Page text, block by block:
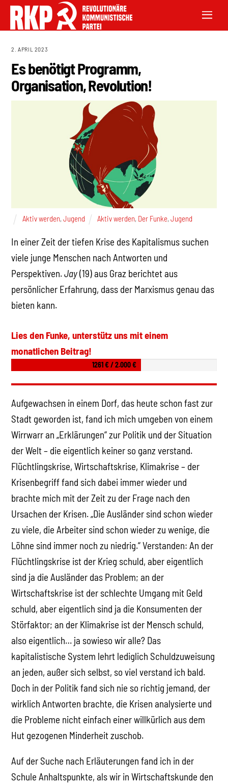
2. APRIL 2023
Es benötigt Programm,
Organisation, Revolution!
Aktiv werden, Jugend Aktiv werden, Der Funke,Jugend
In einer Zeit der tiefen Krise des Kapitalismus suchen
viele junge Menschen nach Antworten und
Perspektiven.Jay(19) aus Graz berichtet aus
persönlicher Erfahrung, dass der Marxismus genau das
bieten kann.
Lies den Funke, unterstütz uns mit einem
monatlichen Beitrag!
1261 € / 2.000 €
Aufgewachsen in einem Dorf, das heute schon fast zur
Stadt geworden ist, fand ich mich umgeben von einem
Wirrwarr an „Erklärungen“ zur Politik und der Situation
der Welt – die eigentlich keiner so ganz verstand.
Flüchtlingskrise, Wirtschaftskrise, Klimakrise – der
Krisenbegriff fand sich dabei immer wieder und
brachte mich mit der Zeit zu der Frage nach den
Ursachen der Krisen. „Die Ausländer sind schon wieder
zu viele, die Arbeiter sind schon wieder zu wenige, die
Löhne sind immer noch zu niedrig.“ Verstanden: An der
Flüchtlingskrise ist der Krieg schuld, aber eigentlich
sind ja die Ausländer das Problem; an der
Wirtschaftskrise ist der schlechte Umgang mit Geld
schuld, aber eigentlich sind ja die Konsumenten der
Störfaktor; an der Klimakrise ist der Mensch schuld,
also eigentlich… ja sowieso wir alle? Das
kapitalistische System lehrt lediglich Schuldzuweisung
an jeden, außer sich selbst, so viel verstand ich bald.
Doch in der Politik fand sich nie so richtig jemand, der
wirklich Antworten brachte, die Krisen analysierte und
die Probleme nicht einfach einer willkürlich aus dem
Hut gezogenen Minderheit zuschob.
Auf der Suche nach Erläuterungen fand ich in der
Schule Anhaltspunkte, als wir in Wirtschaftskunde den